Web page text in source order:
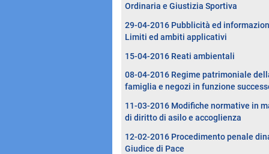
Ordinaria e Giustizia Sportiva
29-04-2016 Pubblicità ed
Limiti ed ambiti applicativi
15-04-2016 Reati ambientali
08-04-2016 Regime patrimoniale
famiglia e negozi in funzione
11-03-2016 Modifiche normative in
di diritto di asilo e accoglienza
12-02-2016 Procedimento penale
Giudice di Pace